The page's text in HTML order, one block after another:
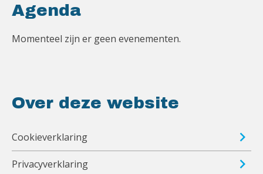
Agenda
Momenteel zijn er geen evenementen.
Over deze website
Cookieverklaring
Privacyverklaring